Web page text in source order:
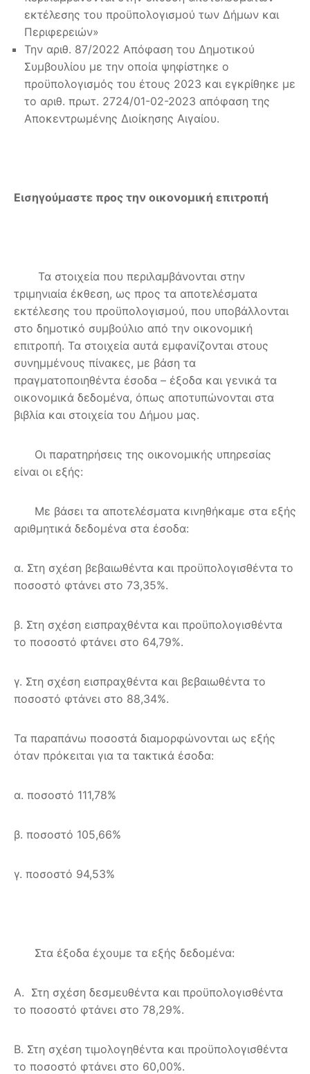
εκτέλεσης του προϋπολογισμού των Δήμων και
Περιφερειών»
Την αριθ. 87/2022 Απόφαση του Δημοτικού
Συμβουλίου με την οποία ψηφίστηκε ο
προϋπολογισμός του έτους 2023 και εγκρίθηκε με
το αριθ. πρωτ. 2724/01-02-2023 απόφαση της
Αποκεντρωμένης Διοίκησης Αιγαίου.
Εισηγούμαστε προς την οικονομική επιτροπή
Τα στοιχεία που περιλαμβάνονται στην
τριμηνιαία έκθεση, ως προς τα αποτελέσματα
εκτέλεσης του προϋπολογισμού, που υποβάλλονται
στο δημοτικό συμβούλιο από την οικονομική
επιτροπή. Τα στοιχεία αυτά εμφανίζονται στους
συνημμένους πίνακες, με βάση τα
πραγματοποιηθέντα έσοδα – έξοδα και γενικά τα
οικονομικά δεδομένα, όπως αποτυπώνονται στα
βιβλία και στοιχεία του Δήμου μας.
Οι παρατηρήσεις της οικονομικής υπηρεσίας
είναι οι εξής:
Με βάσει τα αποτελέσματα κινηθήκαμε στα εξής
αριθμητικά δεδομένα στα έσοδα:
α. Στη σχέση βεβαιωθέντα και προϋπολογισθέντα το
ποσοστό φτάνει στο 73,35%.
β. Στη σχέση εισπραχθέντα και προϋπολογισθέντα
το ποσοστό φτάνει στο 64,79%.
γ. Στη σχέση εισπραχθέντα και βεβαιωθέντα το
ποσοστό φτάνει στο 88,34%.
Τα παραπάνω ποσοστά διαμορφώνονται ως εξής
όταν πρόκειται για τα τακτικά έσοδα:
α. ποσοστό 111,78%
β. ποσοστό 105,66%
γ. ποσοστό 94,53%
Στα έξοδα έχουμε τα εξής δεδομένα:
Α. Στη σχέση δεσμευθέντα και προϋπολογισθέντα
το ποσοστό φτάνει στο 78,29%.
Β. Στη σχέση τιμολογηθέντα και προϋπολογισθέντα
το ποσοστό φτάνει στο 60,00%.